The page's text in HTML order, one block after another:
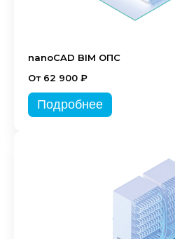
nanoCAD BIM ОПС
От 62 900 ₽
Подробнее